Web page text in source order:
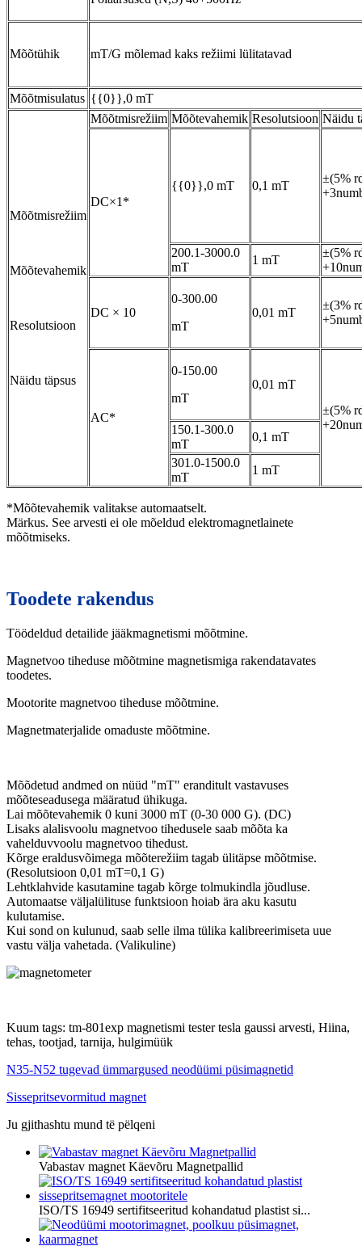
Mõõtühik mT/G mõlemad kaks režiimi lülitatavad
Mõõtmisulatus {{0}},0 mT
Mõõtmisrežiim
Mõõtevahemik
Resolutsioon
Näidu täpsus
Mõõtmisrežiim Mõõtevahemik Resolutsioon Näidu
DC×1*
{{0}},0 mT 0,1 mT
±(5%
200.1-3000.0
mT
1 mT
±(5%
DC × 10
0-300.00
mT
0,01 mT
±(3%
AC*
0-150.00
mT
0,01 mT
±(5%
150.1-300.0
mT
0,1 mT
301.0-1500.0
mT
1 mT
*Mõõtevahemik valitakse automaatselt.
Märkus. See arvesti ei ole mõeldud elektromagnetlainete
mõõtmiseks.
Toodete rakendus
Töödeldud detailide jääkmagnetismi mõõtmine.
Magnetvoo tiheduse mõõtmine magnetismiga rakendatavates
toodetes.
Mootorite magnetvoo tiheduse mõõtmine.
Magnetmaterjalide omaduste mõõtmine.
Mõõdetud andmed on nüüd "mT" eranditult vastavuses
mõõteseadusega määratud ühikuga.
Lai mõõtevahemik 0 kuni 3000 mT (0-30 000 G). (DC)
Lisaks alalisvoolu magnetvoo tihedusele saab mõõta ka
vahelduvvoolu magnetvoo tihedust.
Kõrge eraldusvõimega mõõterežiim tagab ülitäpse mõõtmise.
(Resolutsioon 0,01 mT=0,1 G)
Lehtklahvide kasutamine tagab kõrge tolmukindla jõudluse.
Automaatse väljalülituse funktsioon hoiab ära aku kasutu
kulutamise.
Kui sond on kulunud, saab selle ilma tülika kalibreerimiseta uue
vastu välja vahetada. (Valikuline)
Kuum tags: tm-801exp magnetismi tester tesla gaussi arvesti, Hiina,
tehas, tootjad, tarnija, hulgimüük
N35-N52 tugevad ümmargused neodüümi püsimagnetid
Sissepritsevormitud magnet
Ju gjithashtu mund të pëlqeni
Vabastav magnet Käevõru Magnetpallid
ISO/TS 16949 sertifitseeritud kohandatud plastist si...